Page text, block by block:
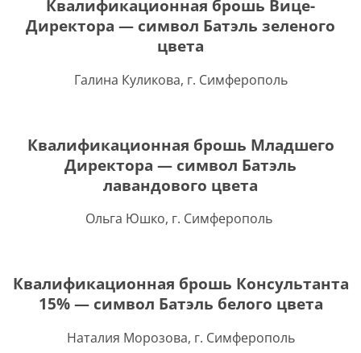
Квалификационная брошь Вице-
Директора — символ Батэль зеленого
цвета
Галина Куликова, г. Симферополь
Квалификационная брошь Младшего
Директора — символ Батэль
лавандового цвета
Ольга Юшко, г. Симферополь
Квалификационная брошь Консультанта
15% — символ Батэль белого цвета
Наталия Морозова, г. Симферополь
+7 913 086-26-27
МАКС
Для звонков по РФ